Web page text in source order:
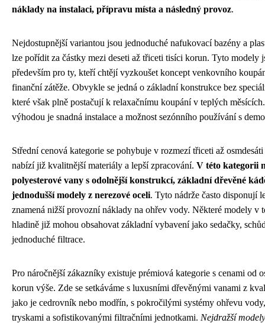
náklady na instalaci, přípravu místa a následný provoz.
Nejdostupnější variantou jsou jednoduché nafukovací bazény a
lze pořídit za částky mezi deseti až třiceti tisíci korun. Tyto modely
především pro ty, kteří chtějí vyzkoušet koncept venkovního
finanční zátěže. Obvykle se jedná o základní konstrukce bez
které však plně postačují k relaxačnímu koupání v teplých
výhodou je snadná instalace a možnost sezónního používání s
Střední cenová kategorie se pohybuje v rozmezí třiceti až
nabízí již kvalitnější materiály a lepší zpracování. V této kategorii
polyesterové vany s odolnější konstrukcí, základní dřevěné
jednodušší modely z nerezové oceli. Tyto nádrže často disponují
znamená nižší provozní náklady na ohřev vody. Některé modely v
hladině již mohou obsahovat základní vybavení jako sedačky,
jednoduché filtrace.
Pro náročnější zákazníky existuje prémiová kategorie s cenami od
korun výše. Zde se setkáváme s luxusními dřevěnými vanami z
jako je cedrovník nebo modřín, s pokročilými systémy ohřevu
tryskami a sofistikovanými filtračními jednotkami. Nejdražší